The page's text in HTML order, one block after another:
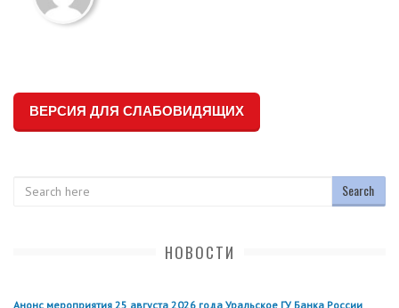
ВЕРСИЯ ДЛЯ СЛАБОВИДЯЩИХ
НОВОСТИ
Анонс мероприятия 25 августа 2026 года Уральское ГУ Банка России